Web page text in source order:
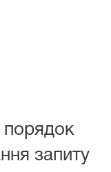
порядок
запиту